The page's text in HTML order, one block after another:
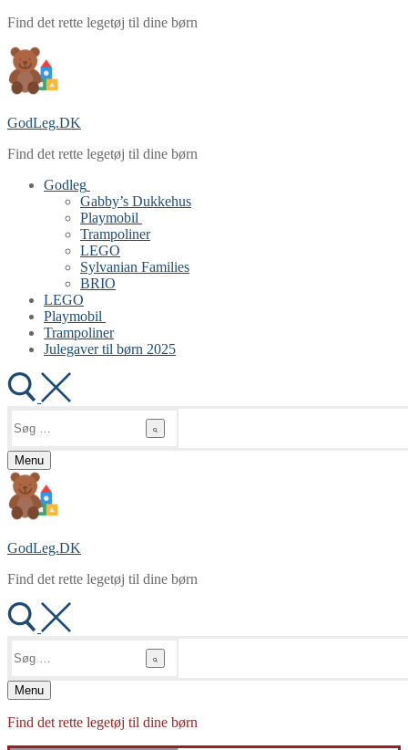
Spring
indhold
Menu
Luk
Find det rette legetøj til dine børn
GodLeg.DK
Find det rette legetøj til dine børn
Godleg
Gabby’s Dukkehus
Playmobil
Trampoliner
LEGO
Sylvanian Families
BRIO
LEGO
Playmobil
Trampoliner
Julegaver til børn 2025
efter:
Menu
GodLeg.DK
Find det rette legetøj til dine børn
efter:
Menu
Find det rette legetøj til dine børn